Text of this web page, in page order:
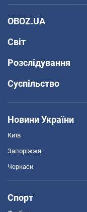
OBOZ.UA
Світ
Розслідування
Суспільство
Новини України
Київ
Запоріжжя
Черкаси
Спорт